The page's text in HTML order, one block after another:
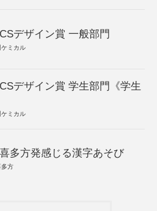
デザイン賞 一般部門
ミカル
デザイン賞 学生部門《学生
ミカル
多方発感じる漢字あそび
多方